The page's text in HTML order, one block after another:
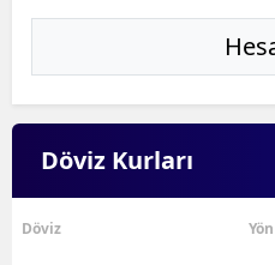
Döviz Kurları
Döviz Yön